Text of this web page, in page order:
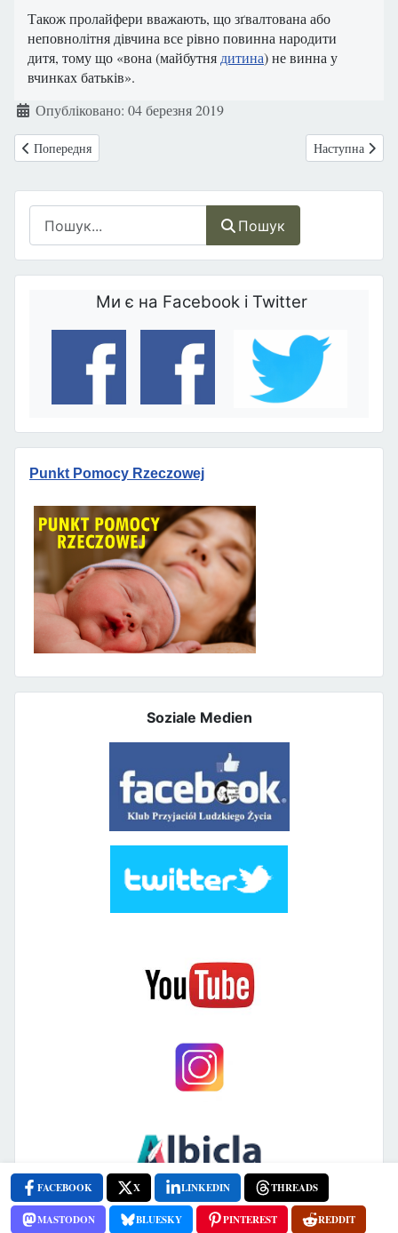
Пошук
Ми є на Facebook і Twitter
Punkt Pomocy Rzeczowej
Soziale Medien
Також пролайфери вважають, що зґвалтована або
неповнолітня дівчина все рівно повинна народити
дитя, тому що «вона (майбутня дитина) не винна у
вчинках батьків».
FACEBOOK X LINKEDIN THREADS
MASTODON BLUESKY PINTEREST REDDIT
ДеталіОпубліковано: 04 березня 2019
Попередня стаття: Зцілення після аборту можливе!
Попередня Наступна
Наступна